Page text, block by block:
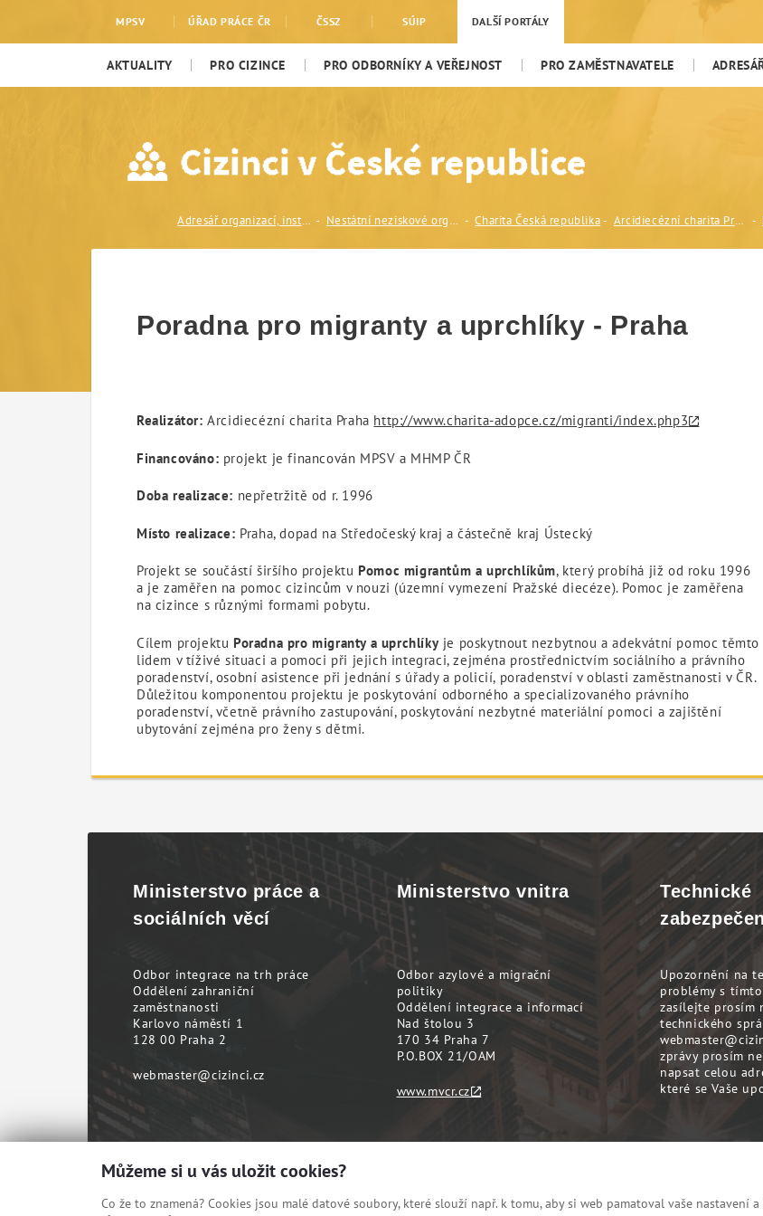
Poradna pro migranty a uprchlíky - Praha
MPSV ÚŘAD PRÁCE ČR ČSSZ SÚIP DALŠÍ PORTÁLY
AKTUALITY PRO CIZINCE PRO ODBORNÍKY A VEŘEJNOST PRO ZAMĚSTNAVATELE
Adresář organizací, institucí a odborníků Nestátní neziskové organizace (NNO) Charita Česká republika Arcidiecézní charita Praha-Středisko Migrace
Poradna pro migranty a uprchlíky - Praha
Realizátor: Arcidiecézní charita Praha http://www.charita-adopce.cz/migranti/index.php3
Financováno: projekt je financován MPSV a MHMP ČR
Doba realizace: nepřetržitě od r. 1996
Místo realizace: Praha, dopad na Středočeský kraj a částečně kraj Ústecký
Projekt se součástí širšího projektu Pomoc migrantům a uprchlíkům, který probíhá již od roku 1996
a je zaměřen na pomoc cizincům v nouzi (územní vymezení Pražské diecéze). Pomoc je zaměřena
na cizince s různými formami pobytu.
Cílem projektu Poradna pro migranty a uprchlíkyje poskytnout nezbytnou a adekvátní pomoc těmto
lidem v tíživé situaci a pomoci při jejich integraci, zejména prostřednictvím sociálního a právního
poradenství, osobní asistence při jednání s úřady a policií, poradenství v oblasti zaměstnanosti v ČR.
Důležitou komponentou projektu je poskytování odborného a specializovaného právního
poradenství, včetně právního zastupování, poskytování nezbytné materiální pomoci a zajištění
ubytování zejména pro ženy s dětmi.
Ministerstvo práce a
sociálních věcí
Odbor integrace na trh práce
Oddělení zahraniční
zaměstnanosti
Karlovo náměstí 1
128 00 Praha 2
webmaster@cizinci.cz
Ministerstvo vnitra
Odbor azylové a migrační
politiky
Oddělení integrace a informací
Nad štolou 3
170 34 Praha 7
P.O.BOX 21/OAM
www.mvcr.cz
Technické
Upozornění na
problémy s
zasílejte prosím
technického
zprávy prosím
napsat celou
které se Vaše
Můžeme si u vás uložit cookies?
Co že to znamená? Cookies jsou malé datové soubory, které slouží např. k tomu, aby si web pamatoval vaše nastavení